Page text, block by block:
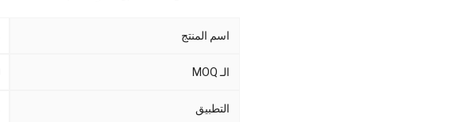
اسم المنتج
الـ MOQ
التطبيق